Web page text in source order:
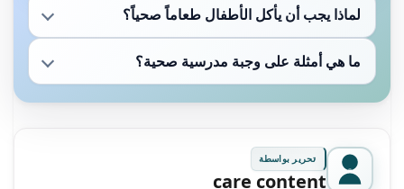
لماذا يجب أن يأكل الأطفال طعاماً صحياً؟
ما هي أمثلة على وجبة مدرسية صحية؟
تحرير بواسطة
care content